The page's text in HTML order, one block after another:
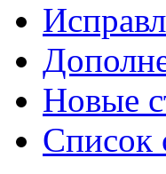
Новые
Список